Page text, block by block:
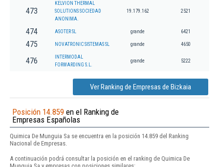
473
KELVION THERMAL
SOLUTIONS SOCIEDAD
ANONIMA.
19.179.162 2521
474 ASOTER SL grande 6421
475 NOVATRONIC SISTEMAS SL grande 4650
476
INTERMODAL
FORWARDING S.L.
grande 5222
Ver Ranking de Empresas de Bizkaia
Posición 14.859 en el Ranking de
Empresas Españolas
Quimica De Munguia Sa se encuentra en la posición 14.859 del Ranking
Nacional de Empresas.
A continuación podrá consultar la posición en el ranking de Quimica De